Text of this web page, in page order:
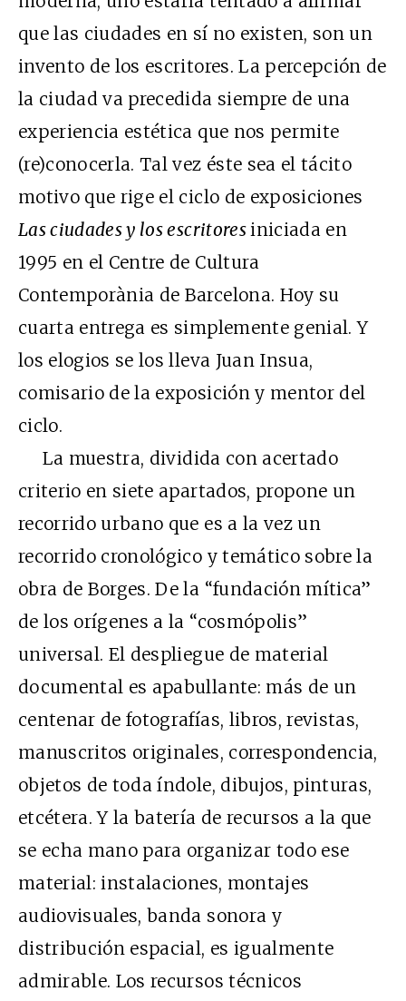
que las ciudades en sí no existen, son un
invento de los escritores. La percepción de
la ciudad va precedida siempre de una
experiencia estética que nos permite
(re)conocerla. Tal vez éste sea el tácito
motivo que rige el ciclo de exposiciones
Las ciudades y los escritoresiniciada en
1995 en el Centre de Cultura
Contemporània de Barcelona. Hoy su
cuarta entrega es simplemente genial. Y
los elogios se los lleva Juan Insua,
comisario de la exposición y mentor del
ciclo.
La muestra, dividida con acertado
criterio en siete apartados, propone un
recorrido urbano que es a la vez un
recorrido cronológico y temático sobre la
obra de Borges. De la “fundación mítica”
de los orígenes a la “cosmópolis”
universal. El despliegue de material
documental es apabullante: más de un
centenar de fotografías, libros, revistas,
manuscritos originales, correspondencia,
objetos de toda índole, dibujos, pinturas,
etcétera. Y la batería de recursos a la que
se echa mano para organizar todo ese
material: instalaciones, montajes
audiovisuales, banda sonora y
distribución espacial, es igualmente
admirable. Los recursos técnicos